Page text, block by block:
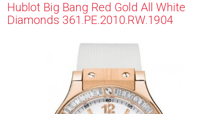
Hublot Big Bang Red Gold All White
Diamonds 361.PE.2010.RW.1904